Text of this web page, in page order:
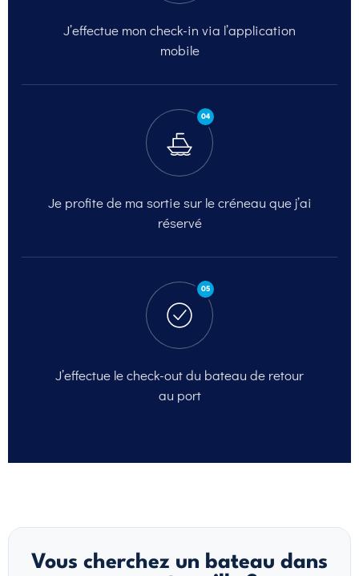
J’effectue mon check-in via l’application
mobile
04
Je profite de ma sortiesur le créneau que j’ai
réservé
05
J’effectue le check-outdu bateau de retour
au port
Vous cherchez un bateau dans